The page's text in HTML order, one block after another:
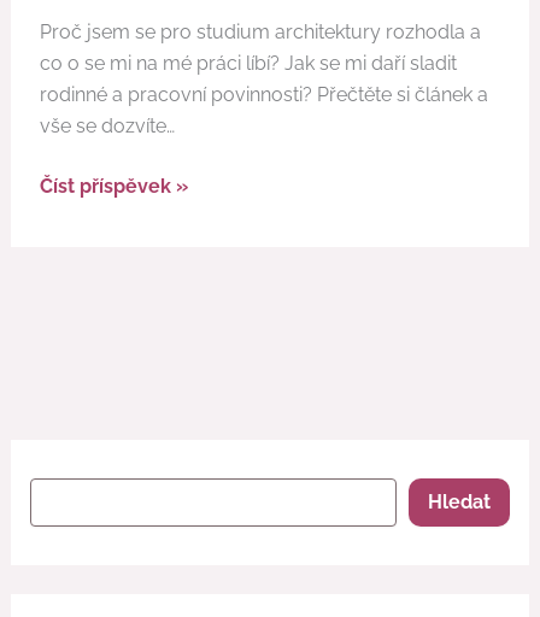
Proč jsem se pro studium architektury rozhodla a
co o se mi na mé práci líbí? Jak se mi daří sladit
rodinné a pracovní povinnosti? Přečtěte si článek a
vše se dozvíte…
Číst příspěvek »
Hledat